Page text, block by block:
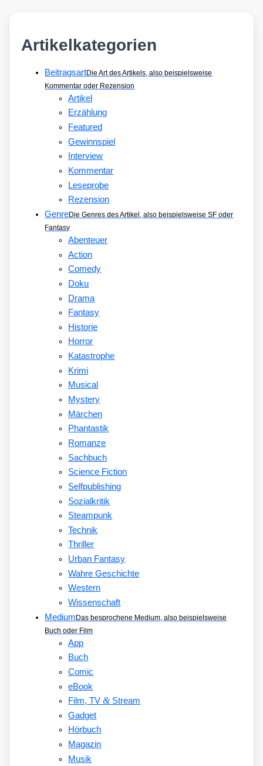
Artikelkategorien
BeitragsartDie Art des Artikels, also beispielsweise
Kommentar oder Rezension
Artikel
Erzählung
Featured
Gewinnspiel
Interview
Kommentar
Leseprobe
Rezension
GenreDie Genres des Artikel, also beispielsweise SF oder
Fantasy
Abenteuer
Action
Comedy
Doku
Drama
Fantasy
Historie
Horror
Katastrophe
Krimi
Musical
Mystery
Märchen
Phantastik
Romanze
Sachbuch
Science Fiction
Selfpublishing
Sozialkritik
Steampunk
Technik
Thriller
Urban Fantasy
Wahre Geschichte
Western
Wissenschaft
MediumDas besprochene Medium, also beispielsweise
Buch oder Film
App
Buch
Comic
eBook
Film, TV&Stream
Gadget
Hörbuch
Magazin
Musik